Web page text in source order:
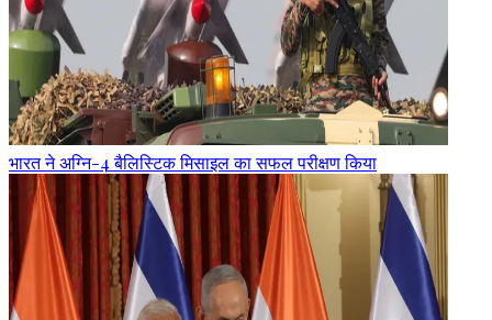
भारत ने अग्नि-4 बैलिस्टिक मिसाइल का सफल परीक्षण किया